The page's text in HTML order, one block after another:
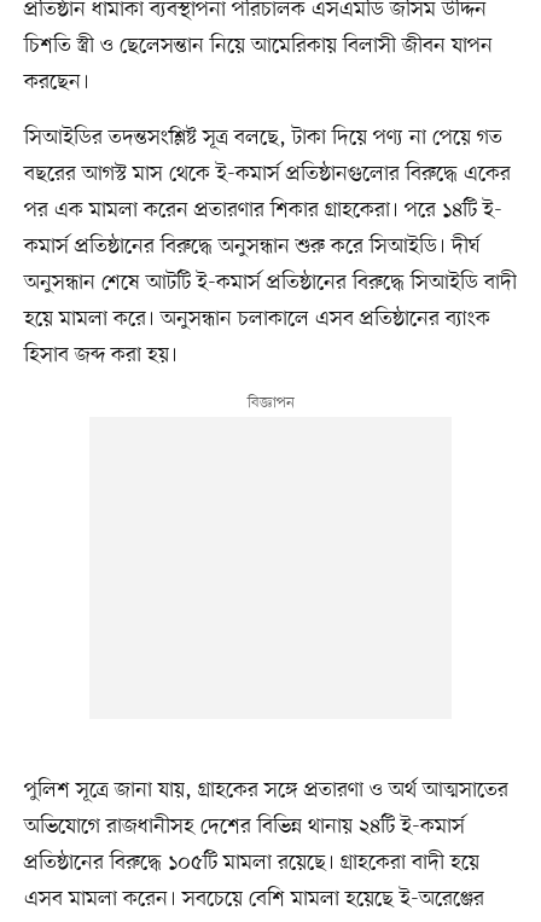
প্রতিষ্ঠান ধামাকা ব্যবস্থাপনা পরিচালক এসএমডি জসিম উদ্দিন
চিশতি স্ত্রী ও ছেলেসন্তান নিয়ে আমেরিকায় বিলাসী জীবন যাপন
করছেন।
সিআইডির তদন্তসংশ্লিষ্ট সূত্র বলছে, টাকা দিয়ে পণ্য না পেয়ে গত
বছরের আগস্ট মাস থেকে ই-কমার্স প্রতিষ্ঠানগুলোর বিরুদ্ধে একের
পর এক মামলা করেন প্রতারণার শিকার গ্রাহকেরা। পরে ১৪টি ই-
কমার্স প্রতিষ্ঠানের বিরুদ্ধে অনুসন্ধান শুরু করে সিআইডি। দীর্ঘ
অনুসন্ধান শেষে আটটি ই-কমার্স প্রতিষ্ঠানের বিরুদ্ধে সিআইডি বাদী
হয়ে মামলা করে। অনুসন্ধান চলাকালে এসব প্রতিষ্ঠানের ব্যাংক
হিসাব জব্দ করা হয়।
পুলিশ সূত্রে জানা যায়, গ্রাহকের সঙ্গে প্রতারণা ও অর্থ আত্মসাতের
অভিযোগে রাজধানীসহ দেশের বিভিন্ন থানায় ২৪টি ই-কমার্স
প্রতিষ্ঠানের বিরুদ্ধে ১০৫টি মামলা রয়েছে। গ্রাহকেরা বাদী হয়ে
এসব মামলা করেন। সবচেয়ে বেশি মামলা হয়েছে ই-অরেঞ্জের